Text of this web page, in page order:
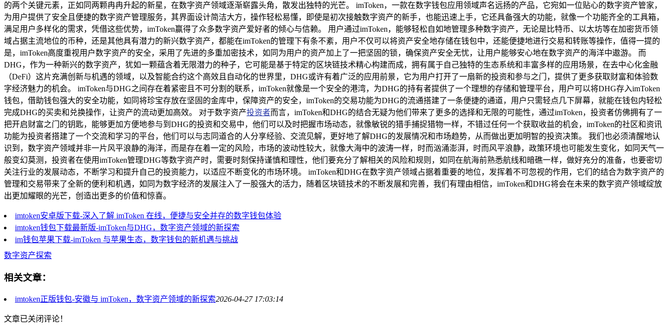
的两个关键元素，正如同两颗冉冉升起的新星，在数字资产领域逐渐崭露头角，散发出独特的光芒。 imToken，一款在数字钱包应用领域声名远扬的产品，它宛如一位贴心的数字资产管家，
为用户提供了安全且便捷的数字资产管理服务，其界面设计简洁大方，操作轻松易懂，即使是初次接触数字资产的新手，也能迅速上手，它还具备强大的功能，就像一个功能齐全的工具箱，
满足用户多样化的需求，凭借这些优势，imToken赢得了众多数字资产爱好者的倾心与信赖。 用户通过imToken，能够轻松自如地管理多种数字资产，无论是比特币、以太坊等在加密货币领
域占据主流地位的币种，还是其他具有潜力的新兴数字资产，都能在imToken的管理下有条不紊，用户不仅可以将资产安全地存储在钱包中，还能便捷地进行交易和转账等操作，值得一提的
是，imToken高度重视用户数字资产的安全，采用了先进的多重加密技术，如同为用户的资产加上了一把坚固的锁，确保资产安全无忧，让用户能够安心地在数字资产的海洋中遨游。 而
DHG，作为一种新兴的数字资产，犹如一颗蕴含着无限潜力的种子，它可能是基于特定的区块链技术精心构建而成，拥有属于自己独特的生态系统和丰富多样的应用场景，在去中心化金融
（DeFi）这片充满创新与机遇的领域，以及智能合约这个高效且自动化的世界里，DHG或许有着广泛的应用前景，它为用户打开了一扇新的投资和参与之门，提供了更多获取财富和体验数
字经济魅力的机会。 imToken与DHG之间存在着紧密且不可分割的联系，imToken就像是一个安全的港湾，为DHG的持有者提供了一个理想的存储和管理平台，用户可以将DHG存入imToken
钱包，借助钱包强大的安全功能，如同将珍宝存放在坚固的金库中，保障资产的安全，imToken的交易功能为DHG的流通搭建了一条便捷的通道，用户只需轻点几下屏幕，就能在钱包内轻松
完成DHG的买卖和兑换操作，让资产的流动更加高效。 对于数字资产投资者而言，imToken和DHG的结合无疑为他们带来了更多的选择和无限的可能性，通过imToken，投资者仿佛拥有了一
把开启财富之门的钥匙，能够更加方便地参与到DHG的投资和交易中，他们可以及时把握市场动态，就像敏锐的猎手捕捉猎物一样，不错过任何一个获取收益的机会，imToken的社区和资讯
功能为投资者搭建了一个交流和学习的平台，他们可以与志同道合的人分享经验、交流见解，更好地了解DHG的发展情况和市场趋势，从而做出更加明智的投资决策。 我们也必须清醒地认
识到，数字资产领域并非一片风平浪静的海洋，而是存在着一定的风险，市场的波动性较大，就像大海中的波涛一样，时而汹涌澎湃，时而风平浪静，政策环境也可能发生变化，如同天气一
般变幻莫测，投资者在使用imToken管理DHG等数字资产时，需要时刻保持谨慎和理性，他们要充分了解相关的风险和规则，如同在航海前熟悉航线和暗礁一样，做好充分的准备，也要密切
关注行业的发展动态，不断学习和提升自己的投资能力，以适应不断变化的市场环境。 imToken和DHG在数字资产领域占据着重要的地位，发挥着不可忽视的作用，它们的结合为数字资产的
管理和交易带来了全新的便利和机遇，如同为数字经济的发展注入了一股强大的活力，随着区块链技术的不断发展和完善，我们有理由相信，imToken和DHG将会在未来的数字资产领域绽放
出更加耀眼的光芒，创造出更多的价值和惊喜。
imtoken安卓版下载-深入了解 imToken 在线，便捷与安全并存的数字钱包体验
imtoken钱包下载最新版-imToken与DHG，数字资产领域的新探索
im钱包苹果下载-imToken 与苹果生态，数字钱包的新机遇与挑战
数字资产探索
相关文章：
imtoken正版钱包-安徽与 imToken，数字资产领域的新探索2026-04-27 17:03:14
文章已关闭评论！